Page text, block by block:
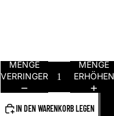
MENGE
VERRINGERN
MENGE
ERHÖHEN
IN DEN WARENKORB LEGEN